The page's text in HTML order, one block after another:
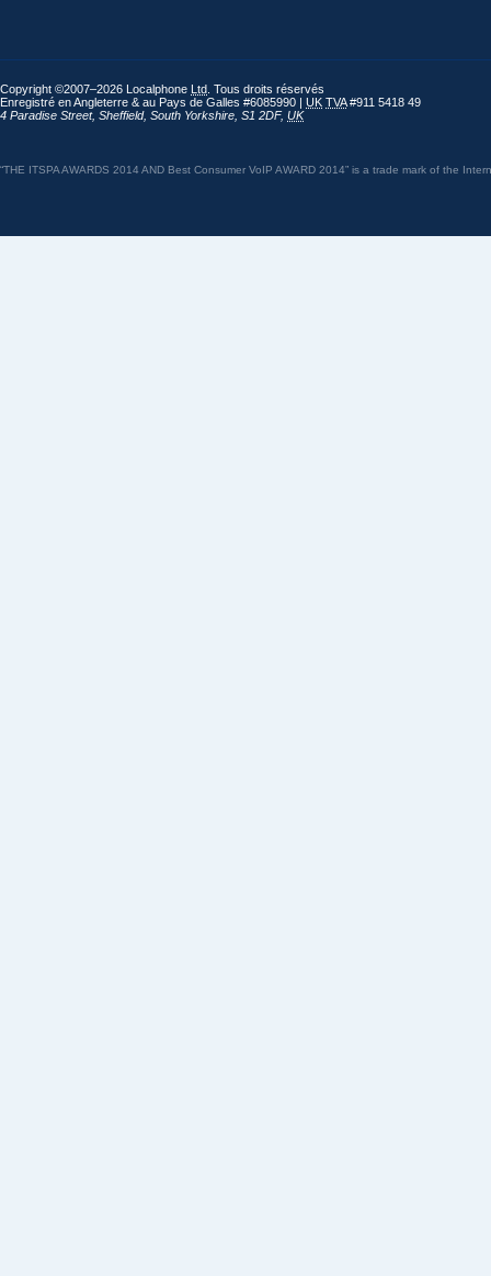
Copyright ©2007–2026 Localphone Ltd . Tous droits réservés
Enregistré en Angleterre & au Pays de Galles #6085990 | UK TVA#911 5418 49
4 Paradise Street, Sheffield, South Yorkshire S1 2DF, UK
“THE ITSPA AWARDS 2014 AND Best Consumer VoIP AWARD 2014” is a trade mark of the